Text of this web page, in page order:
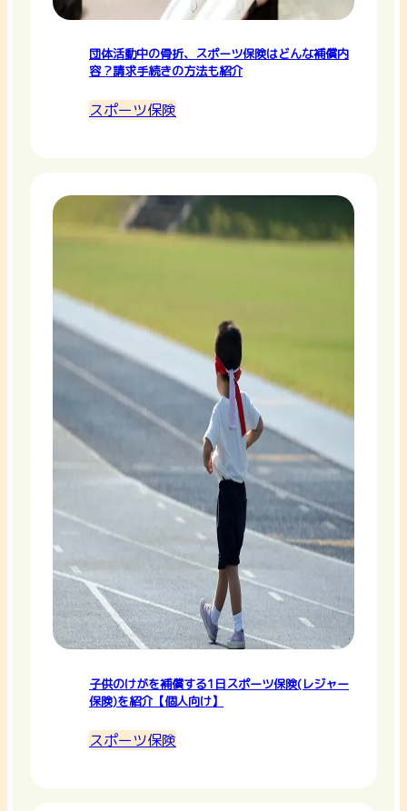
団体活動中の骨折、スポーツ保険はどんな補償内
容？請求手続きの方法も紹介
スポーツ保険
子供のけがを補償する1日スポーツ保険(レジャー
保険)を紹介【個人向け】
スポーツ保険